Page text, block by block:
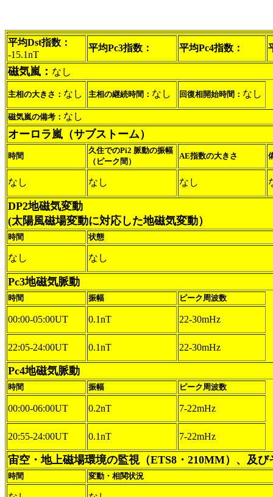
平均Dst指数：
-15.1nT
平均Pc3指数： 平均Pc4指数：
磁気嵐： なし
主相の大きさ： なし 主相の継続時間： なし 回復相開始時間： なし
磁気嵐の備考： なし
オーロラ嵐（サブストーム）
時間
久住でのPi2 脈動の振幅
（ピーク間）
AE指数の大きさ
なし なし なし
DP2地磁気変動
(太陽風磁場変動に対応した地磁気変動）
時間 状態
なし なし
Pc3地磁気脈動
時間 振幅 ピーク周波数
00:00-05:00UT 0.1nT 22-30mHz
22:05-24:00UT 0.1nT 22-30mHz
Pc4地磁気脈動
時間 振幅 ピーク周波数
00:00-06:00UT 0.2nT 7-22mHz
20:55-24:00UT 0.1nT 7-22mHz
宙空・地上磁場環境の監視（ETS8・210MM）、及び
時間 変動・相関状況